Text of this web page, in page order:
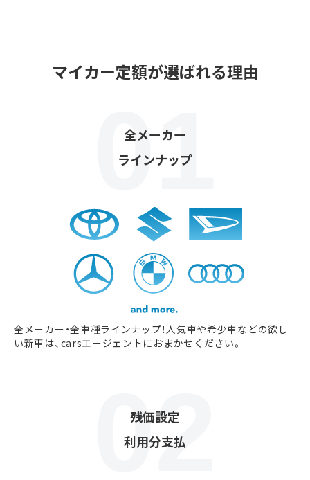
マイカー定額が選ばれる理由
全メーカー
ラインナップ
全メーカー・全車種ラインナップ！人気車や希少車などの欲し
い新車は、carsエージェントにおまかせください。
残価設定
利用分支払